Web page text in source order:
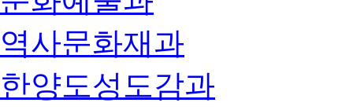
역사문화재과
한양도성도감과